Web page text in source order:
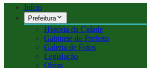
Início
Prefeitura
História da Cidade
Gabinete do Prefeito
Galeria de Fotos
Legislação
Obras